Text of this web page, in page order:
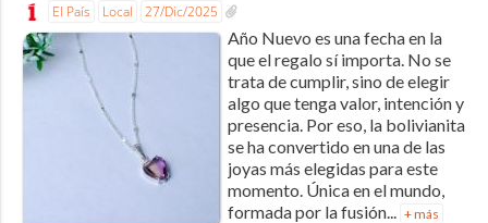
El País Local 27/Dic/2025
Año Nuevo es una fecha en la
que el regalo sí importa. No se
trata de cumplir, sino de elegir
algo que tenga valor, intención y
presencia. Por eso, la bolivianita
se ha convertido en una de las
joyas más elegidas para este
momento. Única en el mundo,
formada por la fusión...
+ más